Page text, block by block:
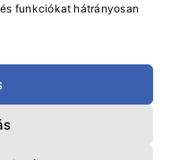
funkciókat hátrányosan